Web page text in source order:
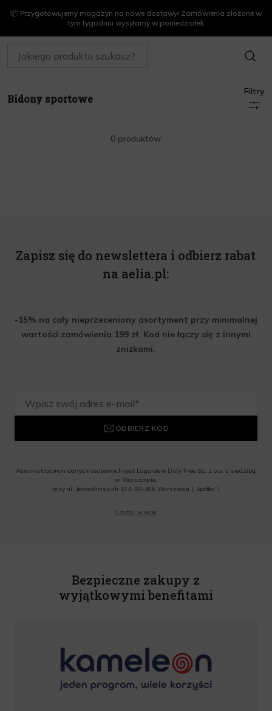
📦 Przygotowujemy magazyn na nowe dostawy! Zamówienia złożone w
tym tygodniu wysyłamy w poniedziałek
SZUKAJ
Bidony sportowe
Filtry
0 produktów
Zapisz się do newslettera i odbierz rabat
na aelia.pl:
-15% na cały nieprzeceniony asortyment przy minimalnej
wartości zamówienia 199 zł. Kod nie łączy się z innymi
zniżkami.
ODBIERZ KOD
Administratorem danych osobowych jest Lagardere Duty Free Sp. z o.o. z siedzibą
w Warszawie,
przy al. Jerozolimskich 174, 02-486 Warszawa („Spółka”)
o.o. informacji handlowych, w tym newslettera, informacji o promocjach i
Czytaj więcej
Bezpieczne zakupy z
wyjątkowymi benefitami